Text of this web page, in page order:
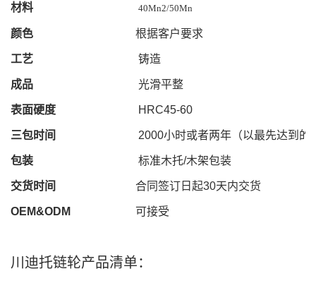
材料 40Mn2/50Mn
颜色 根据客户要求
工艺 铸造
成品 光滑平整
表面硬度 HRC45-60
三包时间 2000小时或者两年（以最先达到的
包装 标准木托/木架包装
交货时间 合同签订日起30天内交货
OEM&ODM 可接受
川迪托链轮产品清单：